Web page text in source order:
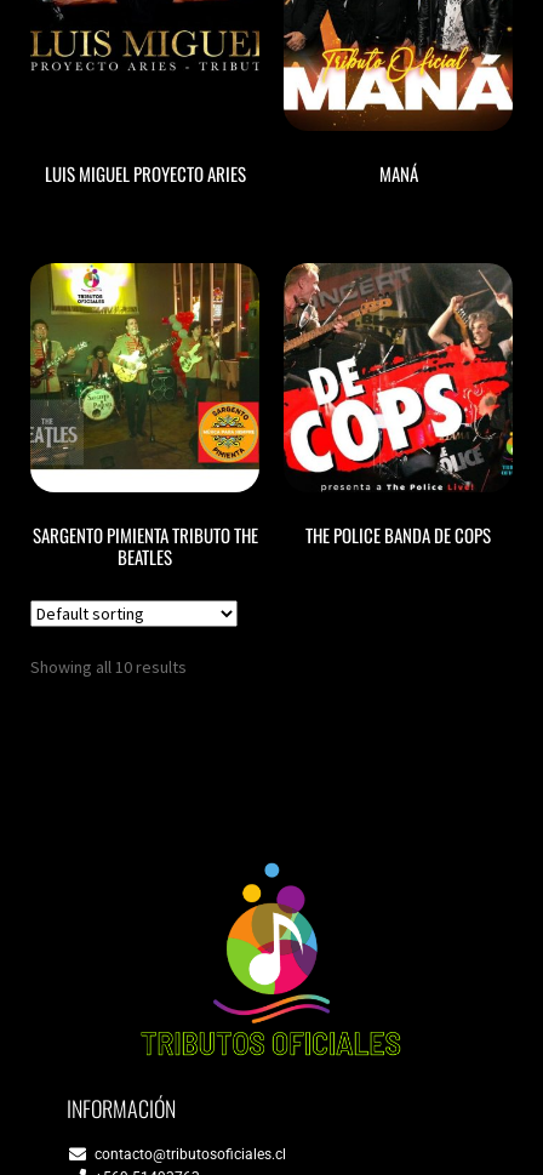
LUIS MIGUEL PROYECTO ARIES MANÁ
SARGENTO PIMIENTA TRIBUTO THE
BEATLES
THE POLICE BANDA DE COPS
Showing all 10 results
INFORMACIÓN
contacto@tributosoficiales.cl